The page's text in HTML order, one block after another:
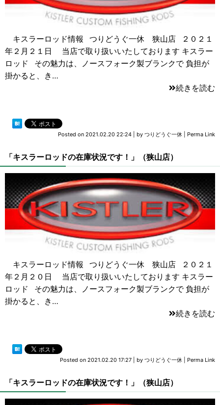
キスラーロッド情報 つりどうぐ一休 狭山店 ２０２１
年２月２１日 当店で取り扱いいたしております キスラー
ロッド その魅力は、ノースフォーク製ブランクで 負担が
掛かると、き…
続きを読む
Posted on 2021.02.20 22:24 by つりどうぐ一休 Perma Link
「キスラーロッドの在庫状況です！」（狭山店）
キスラーロッド情報 つりどうぐ一休 狭山店 ２０２１
年２月２０日 当店で取り扱いいたしております キスラー
ロッド その魅力は、ノースフォーク製ブランクで 負担が
掛かると、き…
続きを読む
Posted on 2021.02.20 17:27 by つりどうぐ一休 Perma Link
「キスラーロッドの在庫状況です！」（狭山店）